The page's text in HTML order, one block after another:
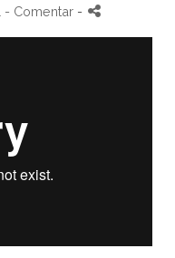
- Comentar -